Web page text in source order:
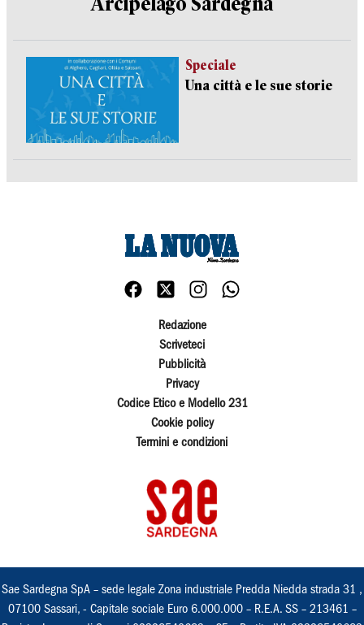
Speciale
Una città e le sue storie
Redazione
Scriveteci
Pubblicità
Privacy
Codice Etico e Modello 231
Cookie policy
Termini e condizioni
Sae Sardegna SpA – sede legale Zona industriale Predda Niedda strada 31 ,
07100 Sassari, - Capitale sociale Euro 6.000.000 – R.E.A. SS – 213461 –